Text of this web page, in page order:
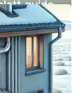
guide